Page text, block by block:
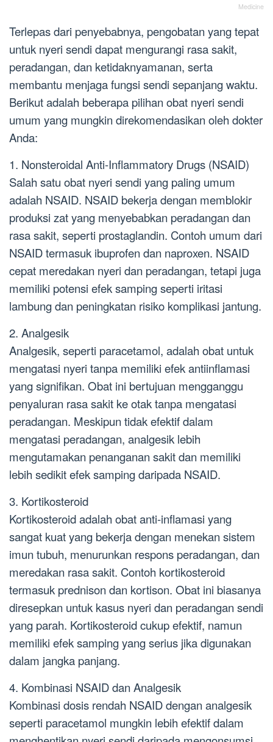
Medicine
Terlepas dari penyebabnya, pengobatan yang tepat
untuk nyeri sendi dapat mengurangi rasa sakit,
peradangan, dan ketidaknyamanan, serta
membantu menjaga fungsi sendi sepanjang waktu.
Berikut adalah beberapa pilihan obat nyeri sendi
umum yang mungkin direkomendasikan oleh dokter
Anda:
1. Nonsteroidal Anti-Inflammatory Drugs (NSAID)
Salah satu obat nyeri sendi yang paling umum
adalah NSAID. NSAID bekerja dengan memblokir
produksi zat yang menyebabkan peradangan dan
rasa sakit, seperti prostaglandin. Contoh umum dari
NSAID termasuk ibuprofen dan naproxen. NSAID
cepat meredakan nyeri dan peradangan, tetapi juga
memiliki potensi efek samping seperti iritasi
lambung dan peningkatan risiko komplikasi jantung.
2. Analgesik
Analgesik, seperti paracetamol, adalah obat untuk
mengatasi nyeri tanpa memiliki efek antiinflamasi
yang signifikan. Obat ini bertujuan mengganggu
penyaluran rasa sakit ke otak tanpa mengatasi
peradangan. Meskipun tidak efektif dalam
mengatasi peradangan, analgesik lebih
mengutamakan penanganan sakit dan memiliki
lebih sedikit efek samping daripada NSAID.
3. Kortikosteroid
Kortikosteroid adalah obat anti-inflamasi yang
sangat kuat yang bekerja dengan menekan sistem
imun tubuh, menurunkan respons peradangan, dan
meredakan rasa sakit. Contoh kortikosteroid
termasuk prednison dan kortison. Obat ini biasanya
diresepkan untuk kasus nyeri dan peradangan sendi
yang parah. Kortikosteroid cukup efektif, namun
memiliki efek samping yang serius jika digunakan
dalam jangka panjang.
4. Kombinasi NSAID dan Analgesik
Kombinasi dosis rendah NSAID dengan analgesik
seperti paracetamol mungkin lebih efektif dalam